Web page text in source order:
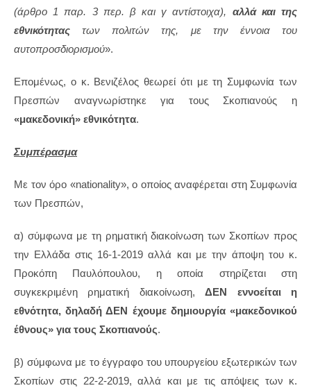
(άρθρο 1 παρ. 3 περ. β και γ αντίστοιχα), αλλά και της
εθνικότητας των πολιτών της, με την έννοια του
αυτοπροσδιορισμού».
Επομένως, ο κ. Βενιζέλος θεωρεί ότι με τη Συμφωνία των
Πρεσπών αναγνωρίστηκε για τους Σκοπιανούς η
«μακεδονική» εθνικότητα.
Συμπέρασμα
Με τον όρο «nationality», ο οποίος αναφέρεται στη Συμφωνία
των Πρεσπών,
α) σύμφωνα με τη ρηματική διακοίνωση των Σκοπίων προς
την Ελλάδα στις 16-1-2019 αλλά και με την άποψη του κ.
Προκόπη Παυλόπουλου, η οποία στηρίζεται στη
συγκεκριμένη ρηματική διακοίνωση,ΔΕΝ εννοείται η
εθνότητα, δηλαδή ΔΕΝ έχουμε δημιουργία «μακεδονικού
έθνους» για τους Σκοπιανούς.
β) σύμφωνα με το έγγραφο του υπουργείου εξωτερικών των
Σκοπίων στις 22-2-2019, αλλά και με τις απόψεις των κ.